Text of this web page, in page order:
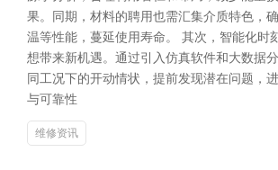
果。同期，材料的聘用也需汇集介质特色，
温等性能，蔓延使用寿命。 其次，智能化时
想带来新机遇。通过引入仿真软件和大数据
同工况下的开动情状，提前发现潜在问题，
与可靠性
维修资讯